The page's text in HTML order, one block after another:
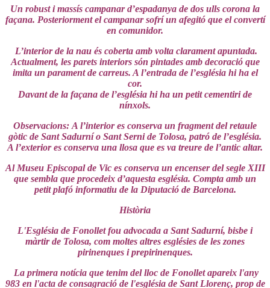
Un robust i massís campanar d’espadanya de dos ulls corona la
façana. Posteriorment el campanar sofrí un afegitó que el convertí
en comunidor.
L’interior de la nau és coberta amb volta clarament apuntada.
Actualment, les parets interiors són pintades amb decoració que
imita un parament de carreus. A l’entrada de l’església hi ha el
cor.
Davant de la façana de l’església hi ha un petit cementiri de
nínxols.
Observacions: A l’interior es conserva un fragment del retaule
gòtic de Sant Sadurní o Sant Serni de Tolosa, patró de l’església.
A l’exterior es conserva una llosa que es va treure de l’antic altar.
Al Museu Episcopal de Vic es conserva un encenser del segle XIII
que sembla que procedeix d’aquesta església. Compta amb un
petit plafó informatiu de la Diputació de Barcelona.
Història
L'Església de Fonollet fou advocada a Sant Sadurní, bisbe i
màrtir de Tolosa, com moltes altres esglésies de les zones
pirinenques i prepirinenques.
La primera notícia que tenim del lloc de Fonollet apareix l'any
983 en l'acta de consagració de l'església de Sant Llorenç, prop de